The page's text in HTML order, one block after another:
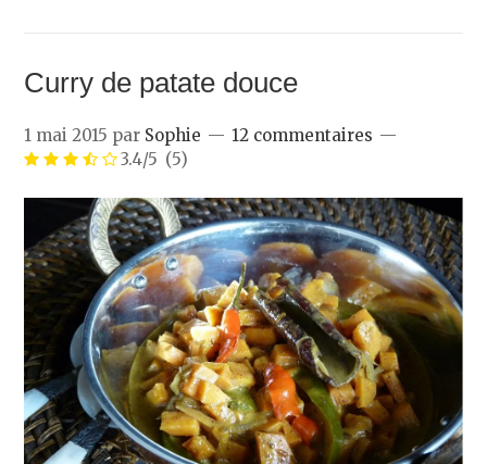
Curry de patate douce
1 mai 2015 par Sophie
12 commentaires
3.4/5 (5)